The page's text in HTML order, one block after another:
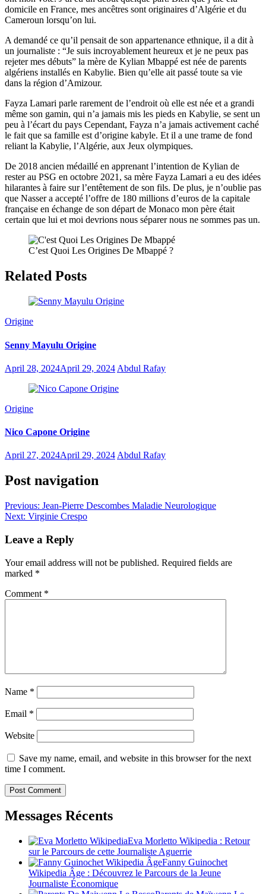
domicile en France, mes ancêtres sont originaires d’Algérie et du
Cameroun lorsqu’on lui.
A demandé ce qu’il pensait de son appartenance ethnique, il a dit à
un journaliste : “Je suis incroyablement heureux et je ne peux pas
rejeter mes débuts” la mère de Kylian Mbappé est née de parents
algériens installés en Kabylie. Bien qu’elle ait passé toute sa vie
dans la région d’Amizour.
Fayza Lamari parle rarement de l’endroit où elle est née et a grandi
même son gamin, qui n’a jamais mis les pieds en Kabylie, se sent un
peu à l’écart du pays Cependant, Fayza n’a jamais activement caché
le fait que sa famille est d’origine kabyle. Et il a une trame de fond
reliant la Kabylie, l’Algérie, aux Jeux olympiques.
De 2018 ancien médaillé en apprenant l’intention de Kylian de
rester au PSG en octobre 2021, sa mère Fayza Lamari a eu des idées
hilarantes à faire sur l’entêtement de son fils. De plus, je n’oublie pas
que Nasser a accepté l’offre de 180 millions d’euros de la capitale
française en échange de son départ de Monaco mon père était
certain que lui et moi devrions nous séparer nous ne sommes pas un.
C’est Quoi Les Origines De Mbappé ?
Related Posts
Origine
Senny Mayulu Origine
April 28, 2024April 29, 2024 Abdul Rafay
Origine
Nico Capone Origine
April 27, 2024April 29, 2024 Abdul Rafay
Post navigation
Previous: Jean-Pierre Descombes Maladie Neurologique
Next: Virginie Crespo
Leave a Reply
Your email address will not be published. Required fields are
marked *
Comment *
Name *
Email *
Website
Save my name, email, and website in this browser for the next
time I comment.
Messages Récents
Eva Morletto Wikipedia : Retour
sur le Parcours de cette Journaliste Aguerrie
Fanny Guinochet
Wikipedia Âge : Découvrez le Parcours de la Jeune
Journaliste Économique